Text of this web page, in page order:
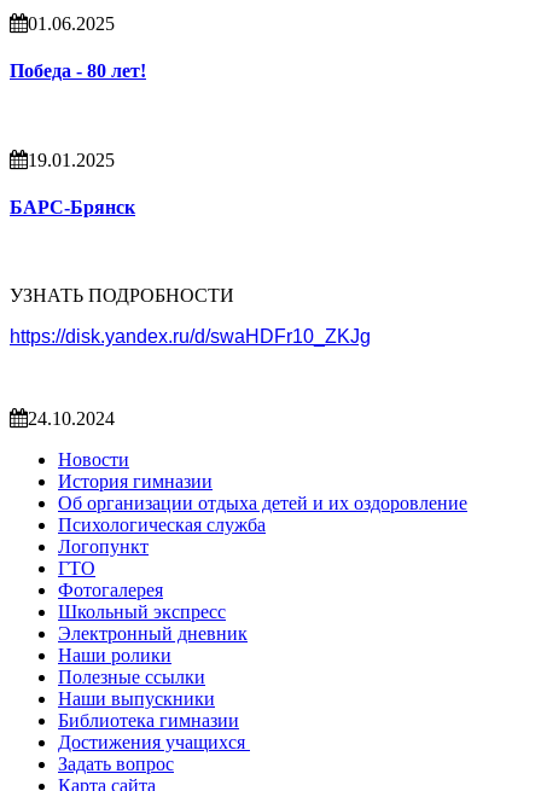
01.06.2025
Победа - 80 лет!
19.01.2025
БАРС-Брянск
УЗНАТЬ ПОДРОБНОСТИ
https://disk.yandex.ru/d/swaHDFr10_ZKJg
24.10.2024
Новости
История гимназии
Об организации отдыха детей и их оздоровление
Психологическая служба
Логопункт
ГТО
Фотогалерея
Школьный экспресс
Электронный дневник
Наши ролики
Полезные ссылки
Наши выпускники
Библиотека гимназии
Достижения учащихся
Задать вопрос
Карта сайта